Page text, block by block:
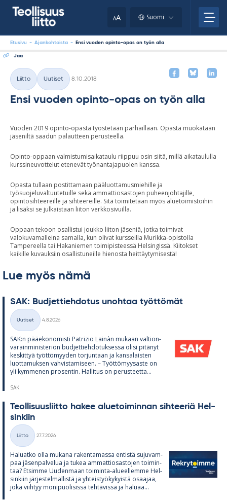
AA Suomi
Etusivu - Ajankohtaista - Ensi vuoden opinto-opas on työn alla
Jaa
Kategoriat
Liitto Uutiset
8.10.2018
Ensi vuoden opinto-opas on työn alla
Vuoden 2019 opinto-opasta työstetään parhaillaan. Opasta muokataan
jäseniltä saadun palautteen perusteella.
Opinto-oppaan valmistumisaikataulu riippuu osin siitä, millä aikataululla
kurssineuvottelut etenevät työnantajapuolen kanssa.
Opasta tullaan postittamaan pääluottamusmiehille ja
työsuojeluvaltuutetuille sekä ammattiosastojen puheenjohtajille,
opintosihteereille ja sihteereille. Sitä toimitetaan myös aluetoimistoihin
ja lisäksi se julkaistaan liiton verkkosivuilla.
Oppaan tekoon osallistui joukko liiton jäseniä, jotka toimivat
valokuvamalleina samalla, kun olivat kursseilla Murikka-opistolla
Tampereella tai Hakaniemen toimipisteessä Helsingissä. Kiitokset
kaikille kuvauksiin osallistuneille hienosta heittäytymisestä!
Lue myös nämä
SAK: Bud­jet­tieh­do­tus unoh­taa työt­tö­mät
Kategoriat
Uutiset
4.8.2026
SAK:n pää­e­ko­no­misti Pat­rizio Lainàn mu­kaan val­tion­
va­rain­mi­nis­te­riön bud­jet­tieh­do­tuk­sessa olisi pi­tä­nyt
kes­kit­tyä työt­tö­myy­den tor­jun­taan ja kan­sa­lais­ten
luot­ta­muk­sen vah­vis­ta­mi­seen. – Työt­tö­myy­saste on
yli kym­me­nen pro­sen­tin. Hal­li­tus on pe­rus­teetta...
SAK
Teol­li­suus­liitto ha­kee alue­toi­min­nan sih­tee­riä Hel­
sin­kiin
Kategoriat
Liitto
27.7.2026
Ha­luatko olla mu­kana ra­ken­ta­massa en­tistä su­ju­vam­
paa jä­sen­pal­ve­lua ja tu­kea am­mat­tio­sas­to­jen toi­min­
taa? Et­simme Uu­den­maan toi­minta-alu­eel­lemme Hel­
sin­kiin jär­jes­tel­mäl­listä ja yh­teis­työ­ky­kyistä osaa­jaa,
joka viih­tyy mo­ni­puo­li­sissa teh­tä­vissä ja ha­luaa...
clipboard.)